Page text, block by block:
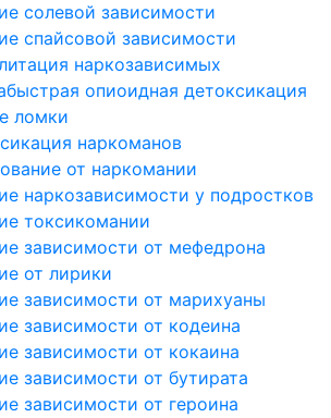
солевой зависимости
спайсовой зависимости
наркозависимых
опиоидная детоксикация
ломки
наркоманов
от наркомании
наркозависимости у подростков
токсикомании
зависимости от мефедрона
от лирики
зависимости от марихуаны
зависимости от кодеина
зависимости от кокаина
зависимости от бутирата
зависимости от героина